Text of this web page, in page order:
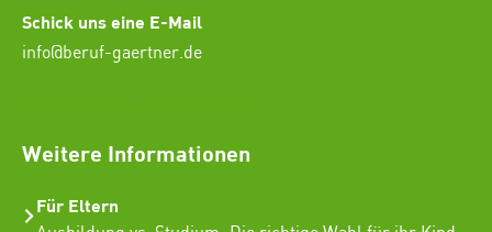
Schick uns eine E-Mail
info@beruf-gaertner.de
Weitere Informationen
Für Eltern